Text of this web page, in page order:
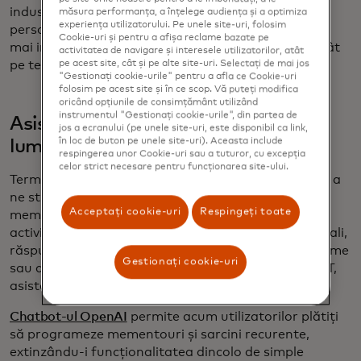
industria frumuseții acceptă produse mai precise și
personalizate și promovează alegeri de cumpărare
mai inteligente, bazate pe știință, mai degrabă decât
pe tendințe.
Asistenți personali pentru toată
lumea
Termenele limită și programările au un mod unic de a
ne strecura. De la ședințele de la locul de muncă la
mementourile personale, e ușor să pierzi șirul de
activități. Siri și Alexa au popularizat asistenții digitali,
răspunzând la întrebările noastre zilnice despre vreme
sau despre cele mai recente știri. Acum, cu ChatGPT,
asistentul tău personal a primit o promovare.
Chatbot-ul OpenAI
permite acum utilizatorilor plătiți
să programeze mementouri și sarcini recurente,
extinzându-i funcționalitatea dincolo de simple
măsura performanța, a înțelege audiența și a optimiza
experiența utilizatorului. Pe unele site-uri, folosim
Cookie-uri și pentru a afișa reclame bazate pe
activitatea de navigare și interesele utilizatorilor, atât
pe acest site, cât și pe alte site-uri. Selectați de mai jos
"Gestionați cookie-urile" pentru a afla ce Cookie-uri
folosim pe acest site și în ce scop. Vă puteți modifica
oricând opțiunile de consimțământ utilizând
instrumentul "Gestionați cookie-urile", din partea de
jos a ecranului (pe unele site-uri, este disponibil ca link,
în loc de buton pe unele site-uri). Aceasta include
respingerea unor Cookie-uri sau a tuturor, cu excepția
celor strict necesare pentru funcționarea site-ului.
Acceptați cookie-uri Respingeți toate
Gestionați cookie-uri